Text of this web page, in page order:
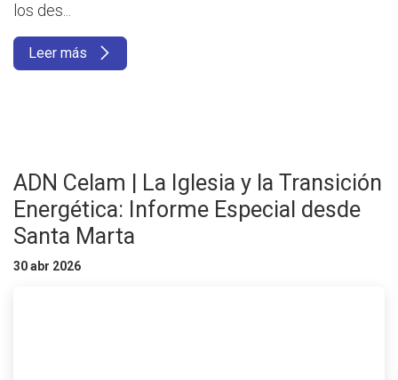
los des...
Leer más
ADN Celam | La Iglesia y la Transición
Energética: Informe Especial desde
Santa Marta
30 abr 2026